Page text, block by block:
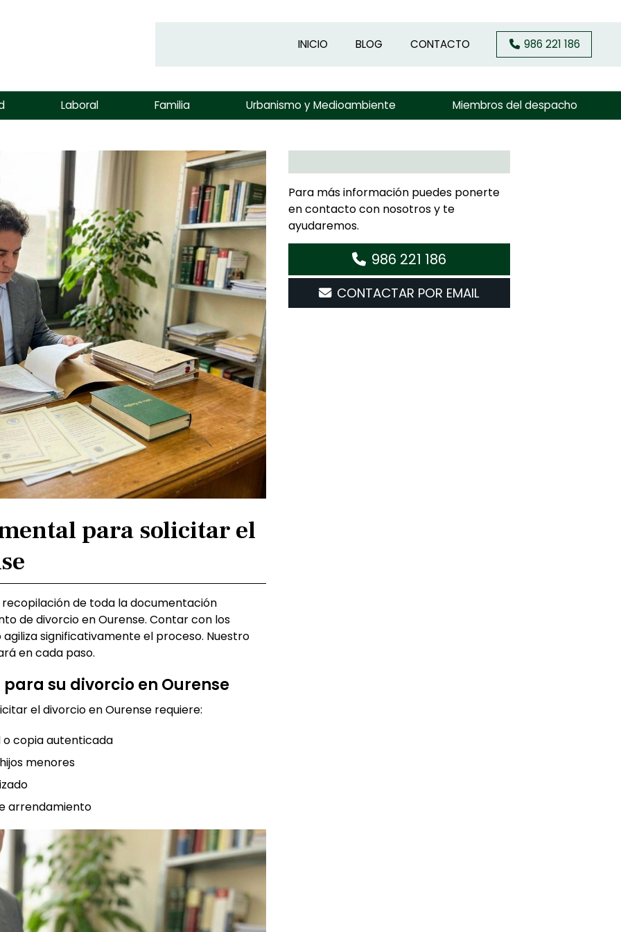
INICIO BLOG CONTACTO 986 221 186
Laboral Familia Urbanismo y Medioambiente Miembros del despacho
para solicitar el
Para más información puedes ponerte
en contacto con nosotros y te
ayudaremos.
986 221 186
CONTACTAR POR EMAIL
recopilación de toda la documentación
de divorcio en Ourense. Contar con los
significativamente el proceso. Nuestro
en cada paso.
su divorcio en Ourense
el divorcio en Ourense requiere:
copia autenticada
menores
arrendamiento